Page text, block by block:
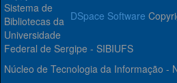
DSpace Software
Sistema de
Bibliotecas da
Universidade
Federal de Sergipe - SIBIUFS
Núcleo de Tecnologia da Informação -